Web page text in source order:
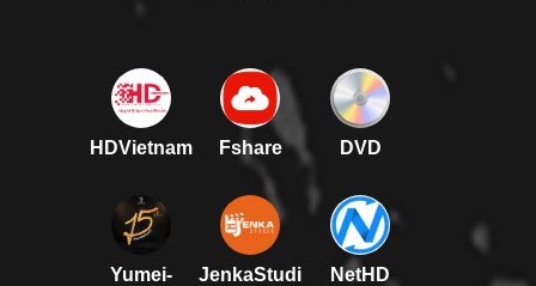
HDVietnam Fshare DVD
Yumei-
JenkaStudi
NetHD